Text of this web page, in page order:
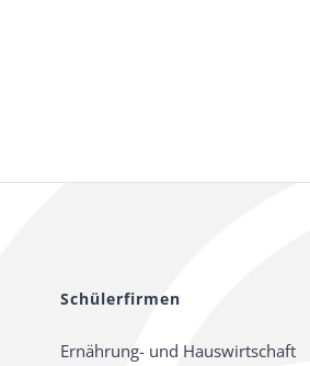
Schülerfirmen
Ernährung- und Hauswirtschaft